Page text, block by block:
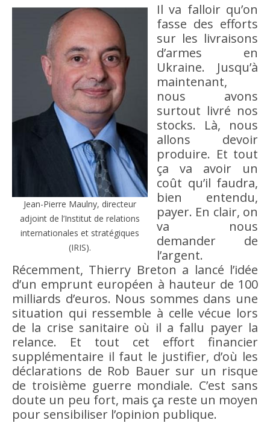
Jean-Pierre Maulny, directeur
adjoint de l’Institut de relations
internationales et stratégiques
(IRIS).
Il va falloir qu’on
fasse des efforts
sur les livraisons
d’armes en
Ukraine. Jusqu’à
maintenant,
nous avons
surtout livré nos
stocks. Là, nous
allons devoir
produire. Et tout
ça va avoir un
coût qu’il faudra,
bien entendu,
payer. En clair, on
va nous
demander de
l’argent.
Récemment, Thierry Breton a lancé l’idée
d’un emprunt européen à hauteur de 100
milliards d’euros. Nous sommes dans une
situation qui ressemble à celle vécue lors
de la crise sanitaire où il a fallu payer la
relance. Et tout cet effort financier
supplémentaire il faut le justifier, d’où les
déclarations de Rob Bauer sur un risque
de troisième guerre mondiale. C’est sans
doute un peu fort, mais ça reste un moyen
pour sensibiliser l’opinion publique.